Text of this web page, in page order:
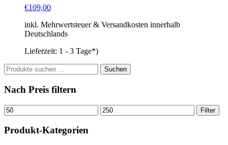
€109,00
inkl. Mehrwertsteuer & Versandkosten innerhalb
Deutschlands
Lieferzeit: 1 - 3 Tage*)
Suchen
nach:
Suchen
Nach Preis filtern
Min.
Preis
Max.
Preis
Filter
Produkt-Kategorien